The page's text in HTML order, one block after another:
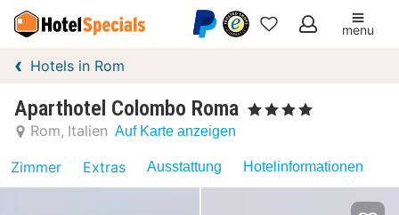
Meine
menu
Hotels in Rom
Aparthotel Colombo Roma , 4 Sterne
Rom Italien Auf Karte anzeigen
Zimmer Extras Ausstattung Hotelinformationen